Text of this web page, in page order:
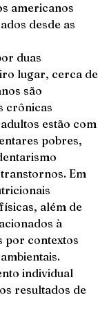
americanos
desde as
duas
lugar, cerca de
são
crônicas
estão com
pobres,
Em
além de
à
por contextos
individual
resultados de